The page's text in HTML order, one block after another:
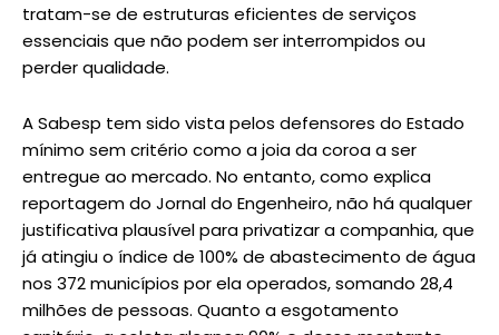
tratam-se de estruturas eficientes de serviços
essenciais que não podem ser interrompidos ou
perder qualidade.
A Sabesp tem sido vista pelos defensores do Estado
mínimo sem critério como a joia da coroa a ser
entregue ao mercado. No entanto, como explica
reportagem do Jornal do Engenheiro, não há qualquer
justificativa plausível para privatizar a companhia, que
já atingiu o índice de 100% de abastecimento de água
nos 372 municípios por ela operados, somando 28,4
milhões de pessoas. Quanto a esgotamento